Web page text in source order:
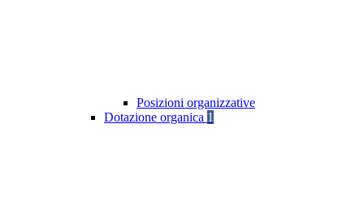
Posizioni organizzative
Dotazione organica 1